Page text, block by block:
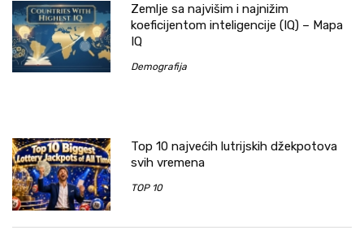
Zemlje sa najvišim i najnižim
koeficijentom inteligencije (IQ) – Mapa
IQ
Demografija
Top 10 najvećih lutrijskih džekpotova
svih vremena
TOP 10